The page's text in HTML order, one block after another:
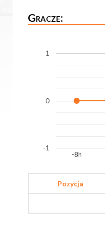
Gracze:
-8h
-1
0
1
Pozycja